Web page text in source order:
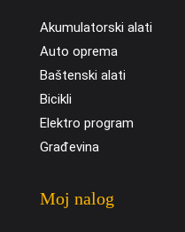
Akumulatorski alati
Auto oprema
Baštenski alati
Bicikli
Elektro program
Građevina
Moj nalog